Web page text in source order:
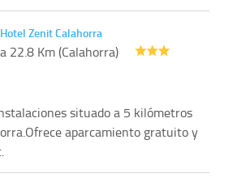
Hotel Zenit Calahorra
a 22.8 Km (Calahorra)
situado a 5 kilómetros
aparcamiento gratuito y